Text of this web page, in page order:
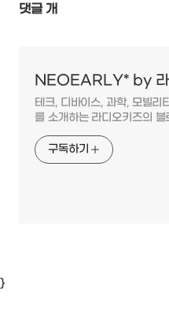
댓글 개
NEOEARLY* by 라
테크, 디바이스, 과학, 모빌리
를 소개하는 라디오키즈의 블
구독하기
}